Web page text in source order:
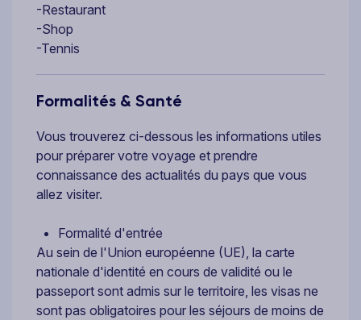
-Restaurant
-Shop
-Tennis
Formalités & Santé
Vous trouverez ci-dessous les informations utiles
pour préparer votre voyage et prendre
connaissance des actualités du pays que vous
allez visiter.
Formalité d'entrée
Au sein de l'Union européenne (UE), la carte
nationale d'identité en cours de validité ou le
passeport sont admis sur le territoire, les visas ne
sont pas obligatoires pour les séjours de moins de